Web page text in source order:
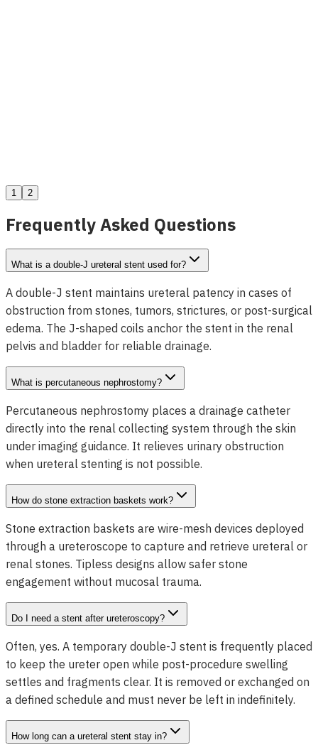
Voir les détails
1 2
Frequently Asked Questions
What is a double-J ureteral stent used for?
A double-J stent maintains ureteral patency in cases of
obstruction from stones, tumors, strictures, or post-surgical
edema. The J-shaped coils anchor the stent in the renal
pelvis and bladder for reliable drainage.
What is percutaneous nephrostomy?
Percutaneous nephrostomy places a drainage catheter
directly into the renal collecting system through the skin
under imaging guidance. It relieves urinary obstruction
when ureteral stenting is not possible.
How do stone extraction baskets work?
Stone extraction baskets are wire-mesh devices deployed
through a ureteroscope to capture and retrieve ureteral or
renal stones. Tipless designs allow safer stone
engagement without mucosal trauma.
Do I need a stent after ureteroscopy?
Often, yes. A temporary double-J stent is frequently placed
to keep the ureter open while post-procedure swelling
settles and fragments clear. It is removed or exchanged on
a defined schedule and must never be left in indefinitely.
How long can a ureteral stent stay in?